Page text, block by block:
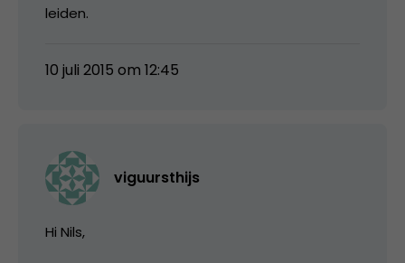
leiden.
10 juli 2015 om 12:45
viguursthijs
Hi Nils,